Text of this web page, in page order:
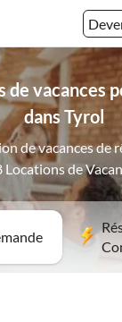
vacances
dans Tyrol
de vacances de
Locations de